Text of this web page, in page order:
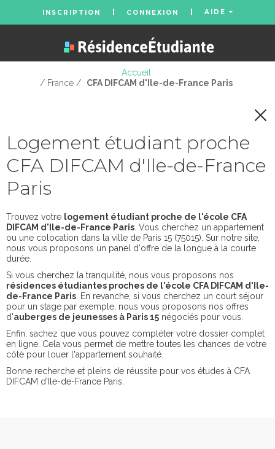
INSCRIPTION CONNEXION AIDE
Accueil
/ France /
CFA DIFCAM d'Ile-de-France Paris
Logement étudiant proche
CFA DIFCAM d'Ile-de-France
Paris
Trouvez votre logement étudiant proche de l'école CFA
DIFCAM d'Ile-de-France Paris . Vous cherchez un appartement
ou une colocation dans la ville de Paris 15 (75015). Sur notre site,
nous vous proposons un panel d'offre de la longue à la courte
durée.
Si vous cherchez la tranquilité, nous vous proposons nos
résidences étudiantes proches de l'école CFA DIFCAM d'Ile-
de-France Paris . En revanche, si vous cherchez un court séjour
pour un stage par exemple, nous vous proposons nos offres
d'auberges de jeunesses à Paris 15 négociés pour vous.
Enfin, sachez que vous pouvez compléter votre dossier complet
en ligne. Cela vous permet de mettre toutes les chances de votre
côté pour louer l'appartement souhaité.
Bonne recherche et pleins de réussite pour vos études à CFA
DIFCAM d'Ile-de-France Paris.